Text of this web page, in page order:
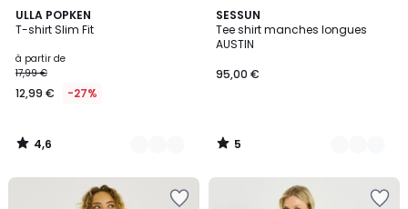
ULLA POPKEN
T-shirt Slim Fit
à partir de
17,99 €
12,99 € -27%
4,6
/ 5
23
Couleurs
4,6
/
SESSUN
Tee shirt manches longues
AUSTIN
95,00 €
5
/
5
2
Couleurs
5
/